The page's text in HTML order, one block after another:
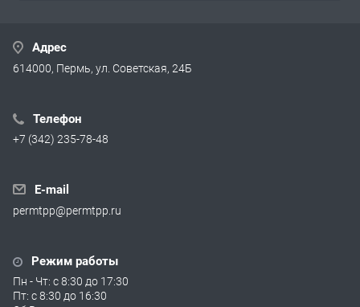
Адрес
614000, Пермь, ул. Советская, 24Б
Телефон
+7 (342) 235-78-48
E-mail
permtpp@permtpp.ru
Режим работы
Пн - Чт: с 8:30 до 17:30
Пт: с 8:30 до 16:30